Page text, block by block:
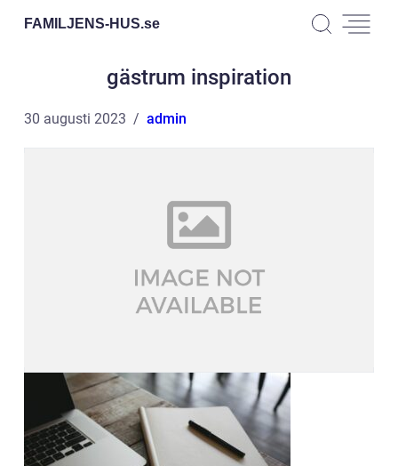
FAMILJENS-HUS.se
gästrum inspiration
30 augusti 2023 admin